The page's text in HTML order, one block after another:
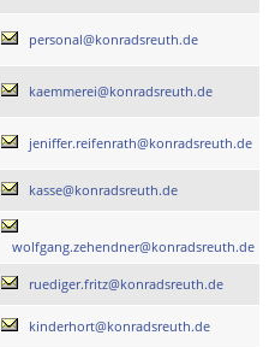
personal@konradsreuth.de
kaemmerei@konradsreuth.de
jeniffer.reifenrath@konradsreuth.de
kasse@konradsreuth.de
wolfgang.zehendner@konradsreuth.de
ruediger.fritz@konradsreuth.de
kinderhort@konradsreuth.de